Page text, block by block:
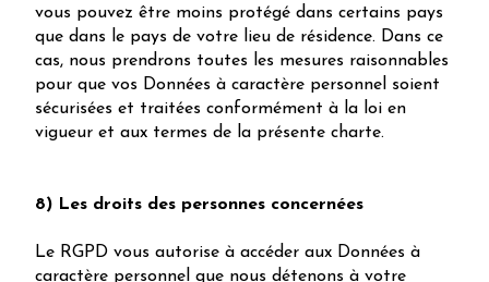
vous pouvez être moins protégé dans certains pays
que dans le pays de votre lieu de résidence. Dans ce
cas, nous prendrons toutes les mesures raisonnables
pour que vos Données à caractère personnel soient
sécurisées et traitées conformément à la loi en
vigueur et aux termes de la présente charte.
8) Les droits des personnes concernées
Le RGPD vous autorise à accéder aux Données à
caractère personnel que nous détenons à votre